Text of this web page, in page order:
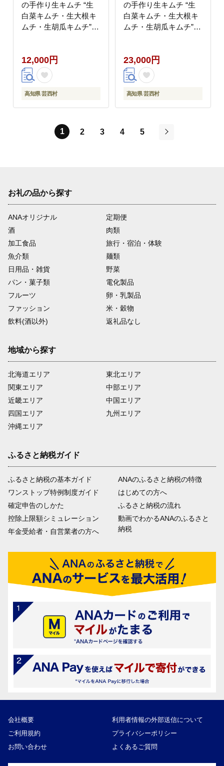
の手作り生キムチ “生
白菜キムチ・生大根キ
ムチ・生胡瓜キムチ”
合わせ ご飯のお供 料理
豚キムチ チャーハン 鍋
キムチ鍋
12,000円
高知県 芸西村
の手作り生キムチ “生
白菜キムチ・生大根キ
ムチ・生胡瓜キムチ”
合わせ ご飯のお供 料理
豚キムチ チャーハン キ
ムチ鍋
23,000円
高知県 芸西村
1 2 3 4
5
お礼の品から探す
ANAオリジナル
定期便
酒
肉類
加工食品
旅行・宿泊・体験
魚介類
麺類
日用品・雑貨
野菜
パン・菓子類
電化製品
フルーツ
卵・乳製品
ファッション
米・穀物
飲料(酒以外)
返礼品なし
地域から探す
北海道エリア
関東エリア
近畿エリア
四国エリア
沖縄エリア
東北エリア
中部エリア
中国エリア
九州エリア
ふるさと納税ガイド
ふるさと納税の基本ガイド
ワンストップ特例制度ガイド
確定申告のしかた
控除上限額シミュレーション
年金受給者・自営業者の方へ
ANAのふるさと納税の特徴
はじめての方へ
ふるさと納税の流れ
動画でわかるANAのふるさと
納税
会社概要
利用者情報の外部送信について
ご利用規約
プライバシーポリシー
お問い合わせ
よくあるご質問